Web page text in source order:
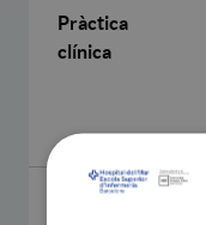
Pràctica
clínica
Autoavaluació